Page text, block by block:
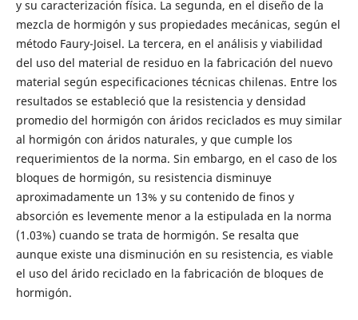
y su caracterización física. La segunda, en el diseño de la
mezcla de hormigón y sus propiedades mecánicas, según el
método Faury-Joisel. La tercera, en el análisis y viabilidad
del uso del material de residuo en la fabricación del nuevo
material según especificaciones técnicas chilenas. Entre los
resultados se estableció que la resistencia y densidad
promedio del hormigón con áridos reciclados es muy similar
al hormigón con áridos naturales, y que cumple los
requerimientos de la norma. Sin embargo, en el caso de los
bloques de hormigón, su resistencia disminuye
aproximadamente un 13% y su contenido de finos y
absorción es levemente menor a la estipulada en la norma
(1.03%) cuando se trata de hormigón. Se resalta que
aunque existe una disminución en su resistencia, es viable
el uso del árido reciclado en la fabricación de bloques de
hormigón.